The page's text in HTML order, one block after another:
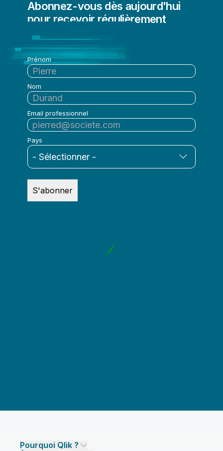
Abonnez-vous dès aujourd'hui
pour recevoir régulièrement
Prénom
Nom
Email professionnel
Pays
S'abonner
Pourquoi Qlik ?